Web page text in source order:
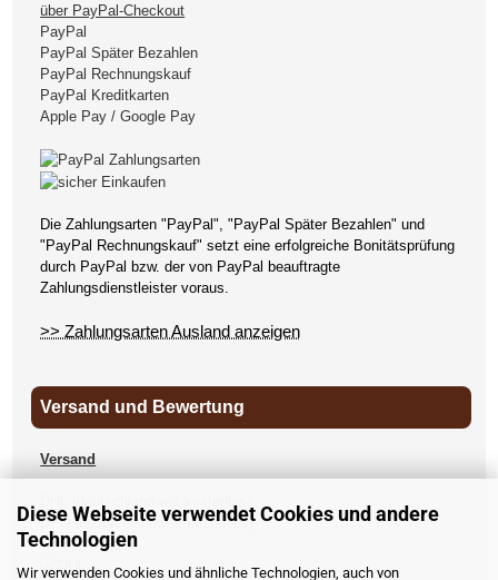
Diese Webseite verwendet Cookies und andere
Technologien
Wir verwenden Cookies und ähnliche Technologien, auch von
über PayPal-Checkout
PayPal
PayPal Später Bezahlen
PayPal Rechnungskauf
PayPal Kreditkarten
Apple Pay / Google Pay
Die Zahlungsarten "PayPal", "PayPal Später Bezahlen" und
"PayPal Rechnungskauf" setzt eine erfolgreiche Bonitätsprüfung
durch PayPal bzw. der von PayPal beauftragte
Zahlungsdienstleister voraus.
>> Zahlungsarten Ausland anzeigen
Versand und Bewertung
Versand
DHL (deutschlandweit kostenlos)
DPD (deutschlandweit kostenlos)
UPS